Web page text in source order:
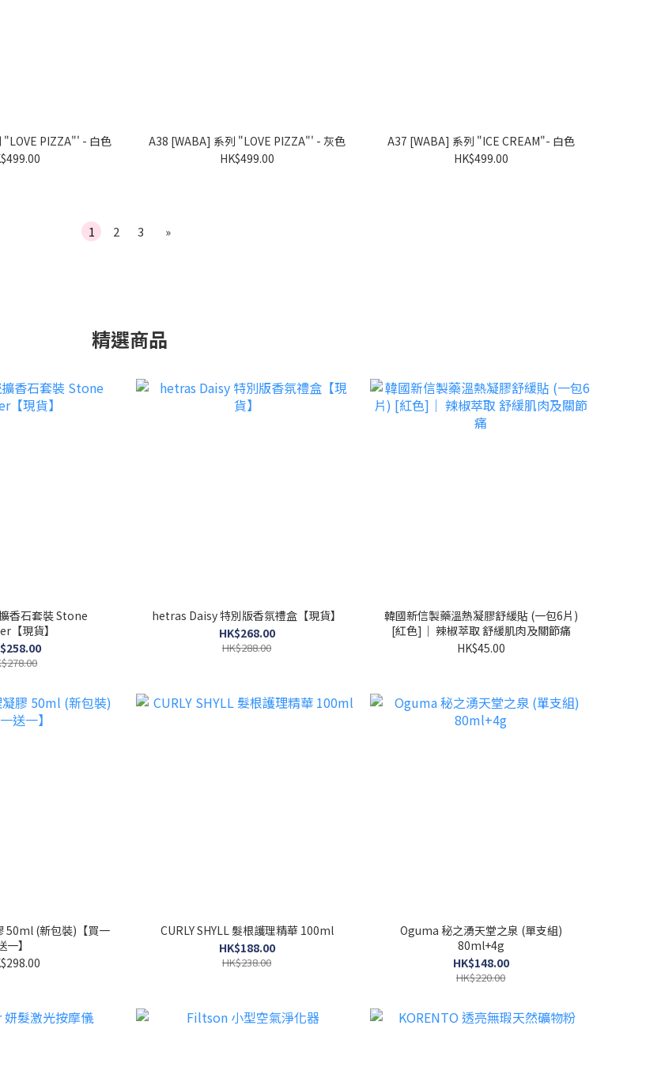
A39 [WABA] 系列 "LOVE PIZZA"' - 白色
A38 [WABA] 系列 "LOVE PIZZA"' - 灰色
HK$499.00
A37 [WABA] 系列 "ICE CREAM"- 白色
HK$499.00
1 2 3 »
精選商品
香石套裝 Stone
【現貨】
hetras Daisy 特別版香氛禮盒【現貨】
HK$268.00
HK$288.00
韓國新信製藥溫熱凝膠舒緩貼 (一包6片)
[紅色]｜ 辣椒萃取 舒緩肌肉及關節痛
HK$45.00
50ml (新包裝)【買一
一】
CURLY SHYLL 髮根護理精華 100ml
HK$188.00
HK$238.00
Oguma 秘之湧天堂之泉 (單支組)
80ml+4g
HK$148.00
HK$220.00